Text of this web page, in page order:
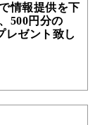
情報提供を下
500円分の
レゼント致し